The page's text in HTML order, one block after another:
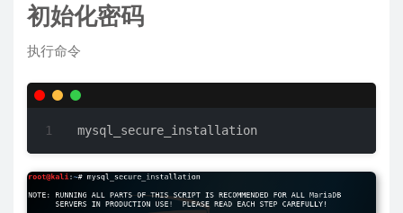
初始化密码
执行命令
mysql_secure_installation